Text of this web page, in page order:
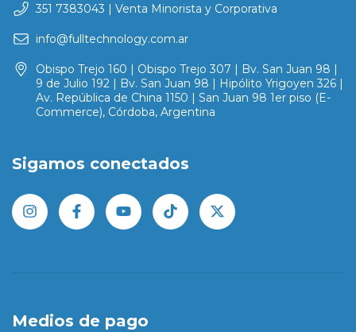
351 7383043 | Venta Minorista y Corporativa
info@fulltechnology.com.ar
Obispo Trejo 160 | Obispo Trejo 307 | Bv. San Juan 98 |
9 de Julio 192 | Bv. San Juan 98 | Hipólito Yrigoyen 326 |
Av. República de China 1150 | San Juan 98 1er piso (E-
Commerce), Córdoba, Argentina
Sigamos conectados
Medios de pago